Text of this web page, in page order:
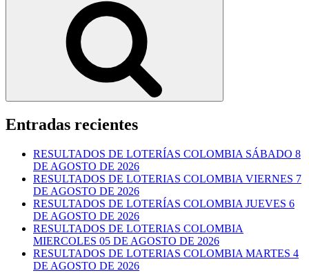
Entradas recientes
RESULTADOS DE LOTERÍAS COLOMBIA SÁBADO 8
DE AGOSTO DE 2026
RESULTADOS DE LOTERIAS COLOMBIA VIERNES 7
DE AGOSTO DE 2026
RESULTADOS DE LOTERÍAS COLOMBIA JUEVES 6
DE AGOSTO DE 2026
RESULTADOS DE LOTERIAS COLOMBIA
MIERCOLES 05 DE AGOSTO DE 2026
RESULTADOS DE LOTERIAS COLOMBIA MARTES 4
DE AGOSTO DE 2026